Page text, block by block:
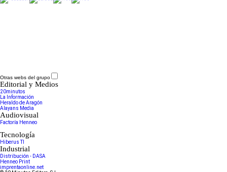
Otras webs del grupo
Editorial y Medios
20minutos
La Información
Heraldo de Aragón
Alayans Media
Audiovisual
Factoría Henneo
Tecnología
Hiberus TI
Industrial
Distribución - DASA
Henneo Print
imprentaonline.net